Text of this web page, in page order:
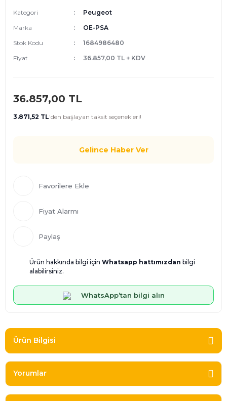
Kategori
Peugeot
Marka
OE-PSA
Stok Kodu
1684986480
Fiyat
36.857,00 TL + KDV
36.857,00 TL
3.871,52 TL'den başlayan taksit seçenekleri!
Gelince Haber Ver
Fiyat Alarmı
Paylaş
Ürün hakkında bilgi için Whatsapp hattımızdan bilgi
alabilirsiniz.
WhatsApp’tan bilgi alın
Ürün Bilgisi
Yorumlar